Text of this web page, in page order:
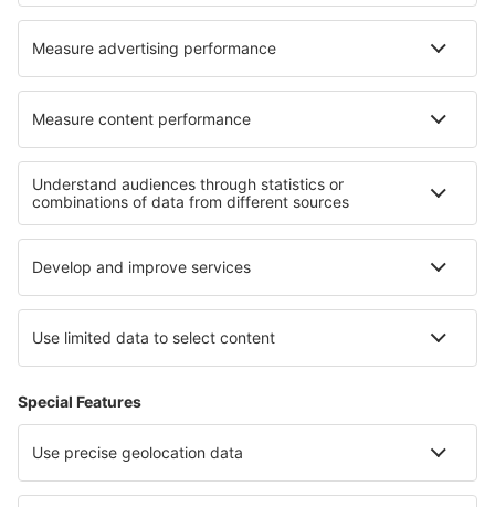
Hotel in Florac Hotel in Rockley Hotel in Lubriano
Hotel in Richfield Springs Hotel in Roquefort-des-Corbières
Hotel in Cuautlancingo
I migliori hotel - zone
Hotel in Lahemaa National Park Hotel in Epirus
Hotel a Maiorca Hotel in Costiera amalfitana
Hotel nella Lower Zemplin Hotel nell''Ötztal